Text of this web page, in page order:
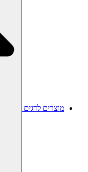
מוצרים לדגים